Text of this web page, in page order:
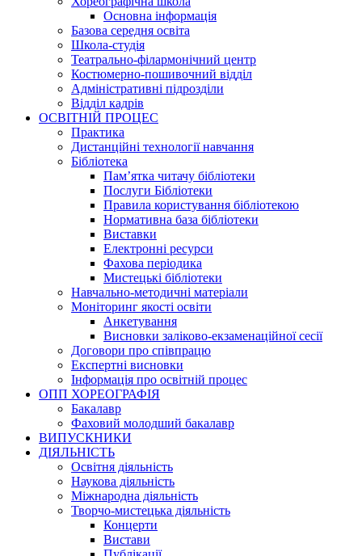
Основна інформація
Базова середня освіта
Школа-студія
Театрально-філармонічний центр
Костюмерно-пошивочний відділ
Адміністративні підрозділи
Відділ кадрів
ОСВІТНІЙ ПРОЦЕС
Практика
Дистанційні технології навчання
Бібліотека
Пам’ятка читачу бібліотеки
Послуги Бібліотеки
Правила користування бібліотекою
Нормативна база бібліотеки
Виставки
Електронні ресурси
Фахова періодика
Мистецькі бібліотеки
Навчально-методичні матеріали
Моніторинг якості освіти
Анкетування
Висновки заліково-екзаменаційної сесії
Договори про співпрацю
Експертні висновки
Інформація про освітній процес
ОПП ХОРЕОГРАФІЯ
Бакалавр
Фаховий молодший бакалавр
ВИПУСКНИКИ
ДІЯЛЬНІСТЬ
Освітня діяльність
Наукова діяльність
Міжнародна діяльність
Творчо-мистецька діяльність
Концерти
Вистави